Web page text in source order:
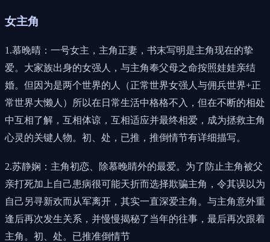
女主角
1.慕晚晴：一号女主，主角正妻，书末写明是主角现在的挚
爱。大家族出身的女强人，与主角奉父母之命按照娃娃亲结
婚。但因为是两个世界的人（正常世界女强人与佣兵世界+正
常世界大懒人）所以在日常生活中格格不入，但在不断的相处
中互相了解，互相体谅，互相适应并最终相爱，成为拯救主角
心灵的关键人物。初、处，已推，推倒情节有详细描写。
2.苏静娴：主角初恋、除慕晚睛外的最爱。为了防止主角被父
亲打死加上自己患病很可能天折而选择欺骗主角，令其误以为
自己另寻新欢而从军离开，其实一直深爱主角。与主角意外重
逢后再次发生关系，并慢慢揭秘了当年的往事，最后再次跟着
主角。初、处。已推准倒情节